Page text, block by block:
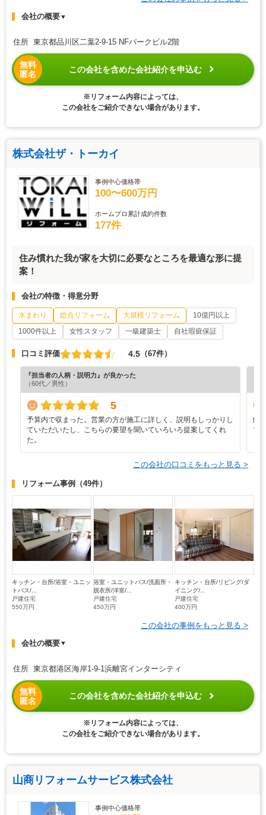
会社の概要▼
住所 東京都品川区二葉2-9-15 NFパークビル2階
無料
匿名
この会社を含めた会社紹介を申込む
※リフォーム内容によっては、
この会社をご紹介できない場合があります。
株式会社ザ・トーカイ
事例中心価格帯
100〜600万円
ホームプロ累計成約件数
177件
住み慣れた我が家を大切に必要なところを最適な形に提
案！
会社の特徴・得意分野
水まわり 総合リフォーム 大規模リフォーム
10億円以上
1000件以上
女性スタッフ 一級建築士 自社瑕疵保証
口コミ評価 4.5 （67件）
『担当者の人柄・説明力』が良かった
（60代／男性）
5
予算内で収まった。営業の方が施工に詳しく、説明もしっかりし
ていただいたし、こちらの要望を聞いていろいろ提案してくれ
た。
解
て
この会社の口コミをもっと見る >
リフォーム事例 （49件）
キッチン・台所/浴室・ユニッ
トバス/...
戸建住宅
550万円
浴室・ユニットバス/洗面所・
脱衣所/洋室/...
戸建住宅
450万円
キッチン・台所/リビング/ダ
イニング/...
戸建住宅
400万円
この会社の事例をもっと見る >
会社の概要▼
住所 東京都港区海岸1-9-1浜離宮インターシティ
無料
匿名
この会社を含めた会社紹介を申込む
※リフォーム内容によっては、
この会社をご紹介できない場合があります。
山商リフォームサービス株式会社
事例中心価格帯